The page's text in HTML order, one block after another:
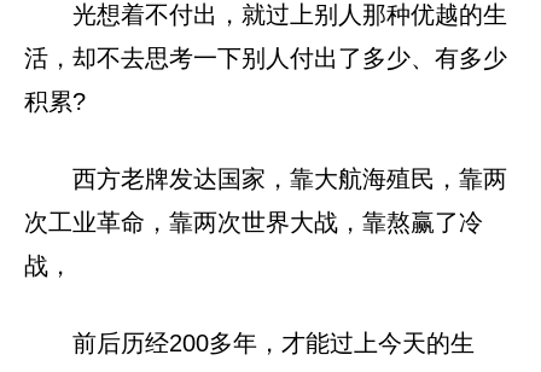
光想着不付出，就过上别人那种优越的生
活，却不去思考一下别人付出了多少、有多少
积累?
西方老牌发达国家，靠大航海殖民，靠两
次工业革命，靠两次世界大战，靠熬赢了冷
战，
前后历经200多年，才能过上今天的生